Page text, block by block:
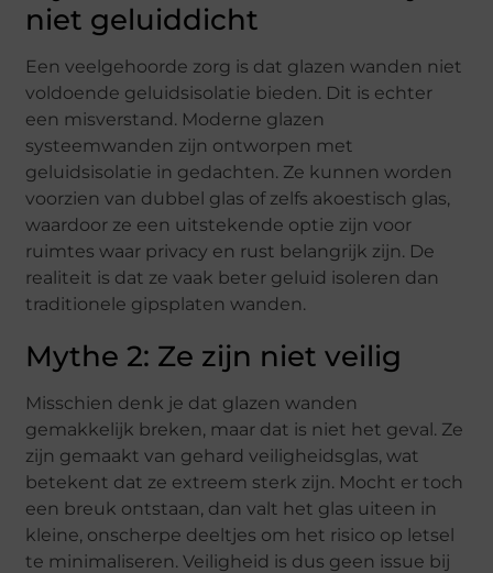
niet geluiddicht
Een veelgehoorde zorg is dat glazen wanden niet
voldoende geluidsisolatie bieden. Dit is echter
een misverstand. Moderne glazen
systeemwanden zijn ontworpen met
geluidsisolatie in gedachten. Ze kunnen worden
voorzien van dubbel glas of zelfs akoestisch glas,
waardoor ze een uitstekende optie zijn voor
ruimtes waar privacy en rust belangrijk zijn. De
realiteit is dat ze vaak beter geluid isoleren dan
traditionele gipsplaten wanden.
Mythe 2: Ze zijn niet veilig
Misschien denk je dat glazen wanden
gemakkelijk breken, maar dat is niet het geval. Ze
zijn gemaakt van gehard veiligheidsglas, wat
betekent dat ze extreem sterk zijn. Mocht er toch
een breuk ontstaan, dan valt het glas uiteen in
kleine, onscherpe deeltjes om het risico op letsel
te minimaliseren. Veiligheid is dus geen issue bij